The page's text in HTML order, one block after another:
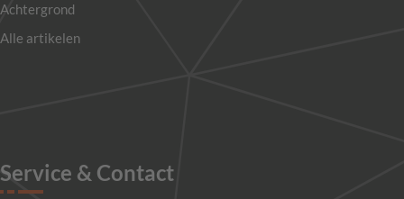
Achtergrond
Alle artikelen
Service & Contact